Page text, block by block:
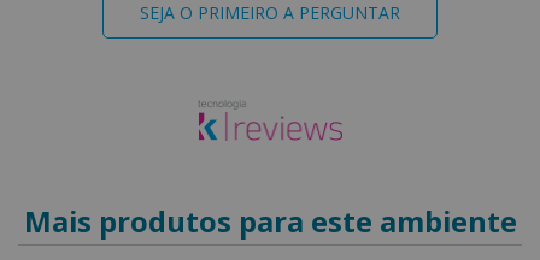
SEJA O PRIMEIRO A PERGUNTAR
Mais produtos para este ambiente